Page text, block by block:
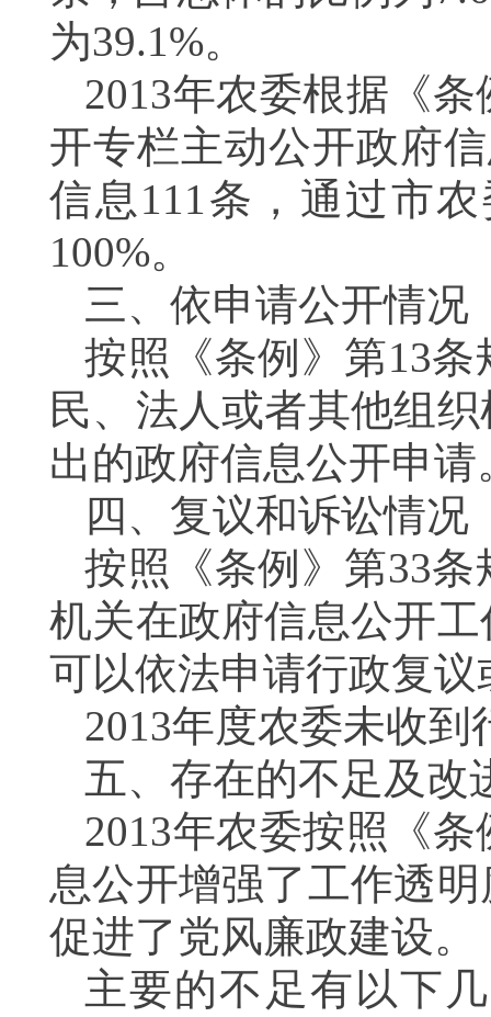
为39.1%。
2013年农委根据《
开专栏主动公开政府
信息111条，通过市
100%。
三、依申请公开情况
按照《条例》第13
民、法人或者其他组
出的政府信息公开申
四、复议和诉讼情况
按照《条例》第33
机关在政府信息公开
可以依法申请行政复
2013年度农委未收
五、存在的不足及改
2013年农委按照《
息公开增强了工作透
促进了党风廉政建设。
主要的不足有以下